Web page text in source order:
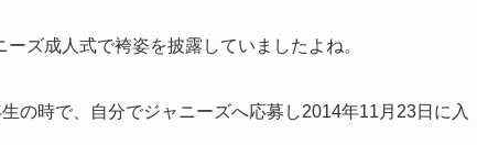
ズ成人式で袴姿を披露していましたよね。
の時で、自分でジャニーズへ応募し2014年11月23日に入